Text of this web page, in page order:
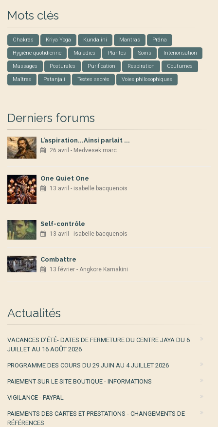
Mots clés
Chakras Kriya Yoga Kundalini Mantras Prâna
Hygiène quotidienne Maladies Plantes Soins Interiorisation
Massages Posturales Purification Respiration Coutumes
Maîtres Patanjali Textes sacrés Voies philosophiques
Derniers forums
L’aspiration...Ainsi parlait ...
26 avril - Medvesek marc
One Quiet One
13 avril - isabelle bacquenois
Self-contrôle
13 avril - isabelle bacquenois
Combattre
13 février - Angkore Kamakini
Actualités
VACANCES D’ÉTÉ- DATES DE FERMETURE DU CENTRE JAYA DU 6
JUILLET AU 16 AOÛT 2026
PROGRAMME DES COURS DU 29 JUIN AU 4 JUILLET 2026
PAIEMENT SUR LE SITE BOUTIQUE - INFORMATIONS
VIGILANCE - PAYPAL
PAIEMENTS DES CARTES ET PRESTATIONS - CHANGEMENTS DE
RÉFÉRENCES